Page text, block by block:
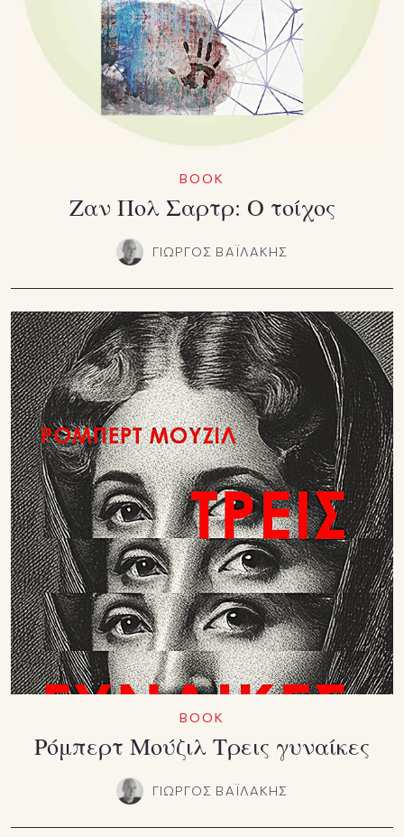
BOOK
Ζαν Πολ Σαρτρ: Ο τοίχος
ΓΙΩΡΓΟΣ ΒΑΪΛΑΚΗΣ
BOOK
Ρόμπερτ Μούζιλ Τρεις γυναίκες
ΓΙΩΡΓΟΣ ΒΑΪΛΑΚΗΣ